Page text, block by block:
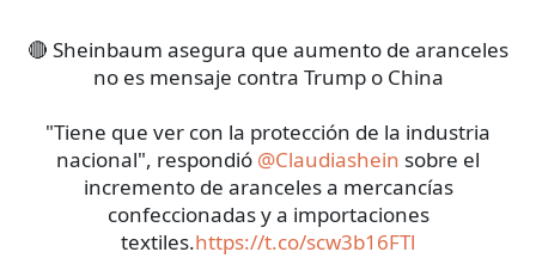
🔴 Sheinbaum asegura que aumento de aranceles
no es mensaje contra Trump o China
"Tiene que ver con la protección de la industria
nacional", respondió @Claudiashein sobre el
incremento de aranceles a mercancías
confeccionadas y a importaciones
textiles.https://t.co/scw3b16FTl